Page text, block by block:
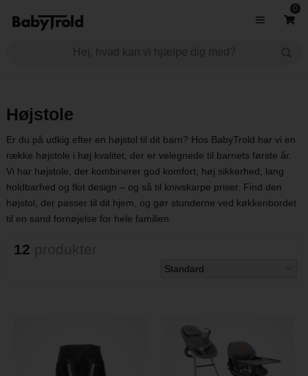
0
Højstole
Er du på udkig efter en højstol til dit barn? Hos BabyTrold har vi en
række højstole i høj kvalitet, der er velegnede til barnets første år.
Vi har højstole, der kombinerer god komfort, høj sikkerhed, lang
holdbarhed og flot design – og så til knivskarpe priser. Find den
højstol, der passer til dit hjem, og gør stunderne ved køkkenbordet
til en sand fornøjelse for hele familien.
12